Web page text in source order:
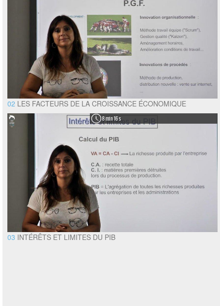
02 LES FACTEURS DE LA CROISSANCE ÉCONOMIQUE
8 min 16 s
03 INTÉRÊTS ET LIMITES DU PIB